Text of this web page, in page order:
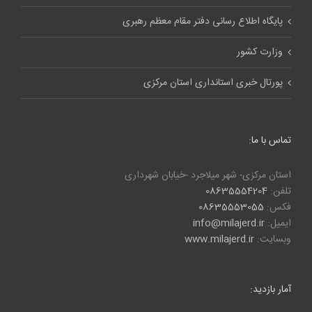
پایگاه اطلاع رسانی دفتر مقام معظم رهبری
وزارت کشور
پورتال خبری استانداری استان مرکزی
تماس با ما:
استان مرکزی- شهر میلاجرد -خیابان شهرداری
تلفن: 08635554204
فکس: 08635553055
ایمیل: info@milajerd.ir
وبسایت: www.milajerd.ir
آمار بازدید: